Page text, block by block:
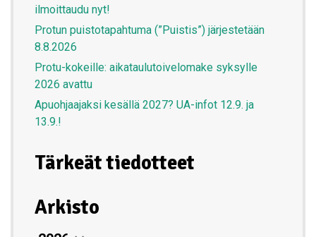
ilmoittaudu nyt!
Protun puistotapahtuma (”Puistis”) järjestetään
8.8.2026
Protu-kokeille: aikataulutoivelomake syksylle
2026 avattu
Apuohjaajaksi kesällä 2027? UA-infot 12.9. ja
13.9.!
Tärkeät tiedotteet
Arkisto